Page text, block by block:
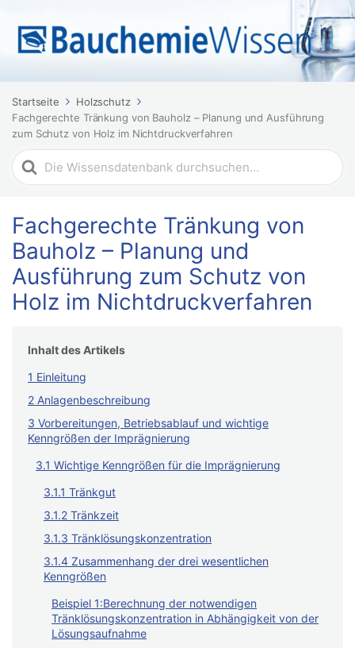
Startseite
Holzschutz
Fachgerechte Tränkung von Bauholz – Planung und Ausführung
zum Schutz von Holz im Nichtdruckverfahren
Suchen
nach
Fachgerechte Tränkung von
Bauholz – Planung und
Ausführung zum Schutz von
Holz im Nichtdruckverfahren
Inhalt des Artikels
1 Einleitung
2 Anlagenbeschreibung
3 Vorbereitungen, Betriebsablauf und wichtige
Kenngrößen der Imprägnierung
3.1 Wichtige Kenngrößen für die Imprägnierung
3.1.1 Tränkgut
3.1.2 Tränkzeit
3.1.3 Tränklösungskonzentration
3.1.4 Zusammenhang der drei wesentlichen
Kenngrößen
Beispiel 1:Berechnung der notwendigen
Tränklösungskonzentration in Abhängigkeit von der
Lösungsaufnahme